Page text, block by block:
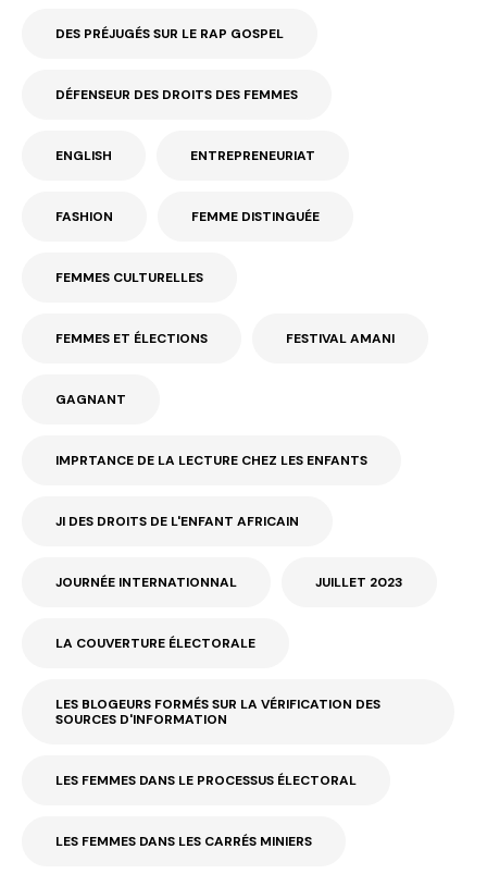
DES PRÉJUGÉS SUR LE RAP GOSPEL
DÉFENSEUR DES DROITS DES FEMMES
ENGLISH ENTREPRENEURIAT
FASHION FEMME DISTINGUÉE
FEMMES CULTURELLES
FEMMES ET ÉLECTIONS FESTIVAL AMANI
GAGNANT
IMPRTANCE DE LA LECTURE CHEZ LES ENFANTS
JI DES DROITS DE L'ENFANT AFRICAIN
JOURNÉE INTERNATIONNAL JUILLET 2023
LA COUVERTURE ÉLECTORALE
LES BLOGEURS FORMÉS SUR LA VÉRIFICATION DES
SOURCES D'INFORMATION
LES FEMMES DANS LE PROCESSUS ÉLECTORAL
LES FEMMES DANS LES CARRÉS MINIERS